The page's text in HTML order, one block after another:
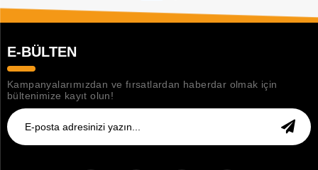
E-BÜLTEN
Kampanyalarımızdan ve fırsatlardan haberdar olmak için
bültenimize kayıt olun!